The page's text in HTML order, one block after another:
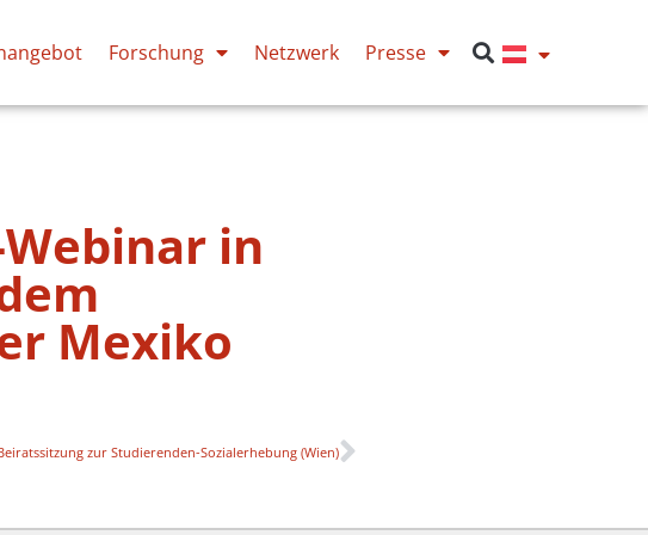
Forschung Netzwerk Presse
in
Mexiko
zur Studierenden-Sozialerhebung (Wien)